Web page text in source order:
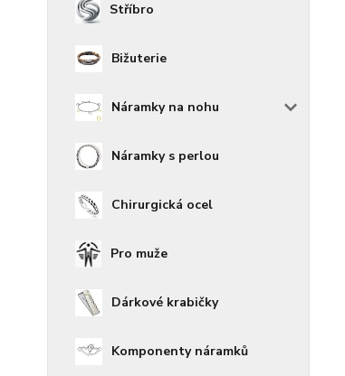
Stříbro
Bižuterie
Náramky na nohu
Náramky s perlou
Chirurgická ocel
Pro muže
Dárkové krabičky
Komponenty náramků